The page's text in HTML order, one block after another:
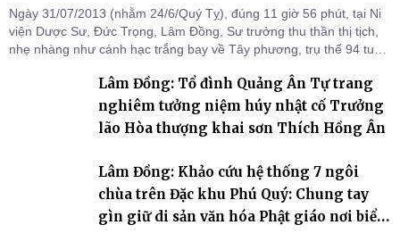
Ngày 31/07/2013 (nhằm 24/6/Quý Tỵ), đúng 11 giờ 56 phút, tại Ni
viện Dược Sư, Đức Trọng, Lâm Đồng, Sư trưởng thu thần thị tịch,
nhẹ nhàng như cánh hạc trắng bay về Tây phương, trụ thế 94 tuổi
Lâm Đồng: Tổ đình Quảng Ân Tự trang
nghiêm tưởng niệm húy nhật cố Trưởng
lão Hòa thượng khai sơn Thích Hồng Ân
Lâm Đồng: Khảo cứu hệ thống 7 ngôi
chùa trên Đặc khu Phú Quý: Chung tay
gìn giữ di sản văn hóa Phật giáo nơi biển